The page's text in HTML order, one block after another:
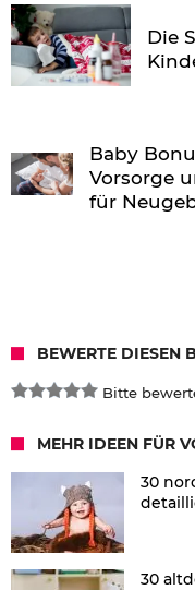
Die
Baby
Vorsorge
für
BEWERTE DIESEN
Bitte
MEHR IDEEN FÜR
30
30